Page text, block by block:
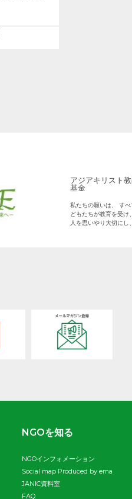
アジアキリスト
基金
私たちの願いは、 す
どもたちが教育を受け
人を思いやり大切にし
NGOを知る
NGOインフォメーション
Social map Produced by ema
JANIC資料室
FAQ